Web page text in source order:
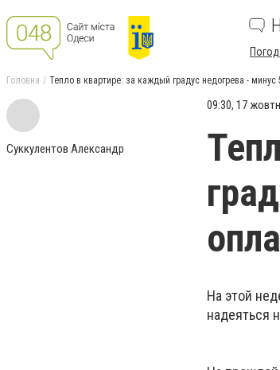
Головна Тепло в квартире: за каждый градус недогрева - минус
Суккулентов Александр
09:30, 17
На этой
надеяться